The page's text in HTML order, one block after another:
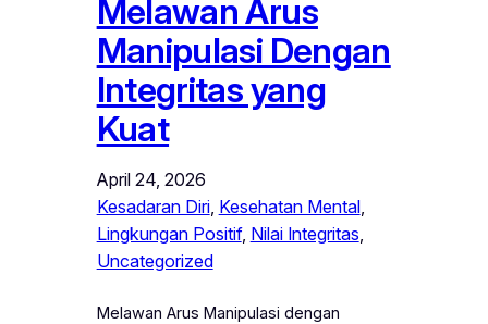
Melawan Arus
Manipulasi Dengan
Integritas yang
Kuat
April 24, 2026
Kesadaran Diri, Kesehatan Mental
Lingkungan Positif, Nilai Integritas
Uncategorized
Melawan Arus Manipulasi dengan